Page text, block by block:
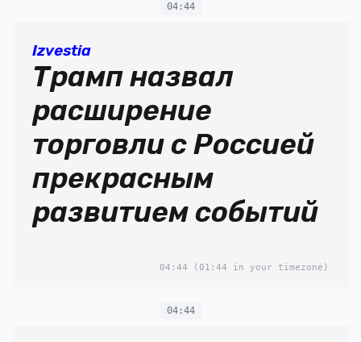
04:44
Izvestia
Трамп назвал
расширение
торговли с Россией
прекрасным
развитием событий
04:44 (01:44 in your timezone)
04:44